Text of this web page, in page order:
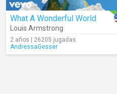
What A Wonderful World
Louis Armstrong
2 años | 26205 jugadas
AndressaGesser